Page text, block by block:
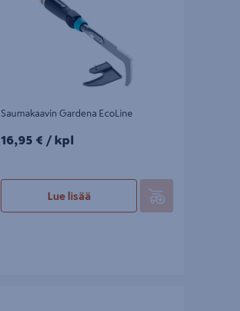
Saumakaavin Gardena EcoLine
16,95€/kpl
16,95 € / kpl
Lue lisää